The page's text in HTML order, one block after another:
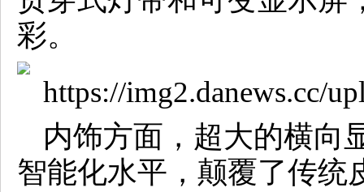
彩。
内饰方面，超大的横向
智能化水平，颠覆了传统